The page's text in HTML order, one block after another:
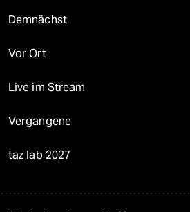
Demnächst
Vor Ort
Live im Stream
Vergangene
taz lab 2027